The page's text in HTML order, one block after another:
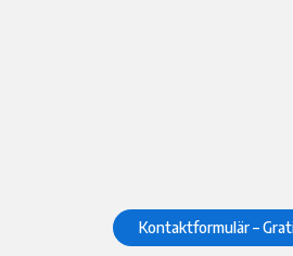
Kontaktformulär –